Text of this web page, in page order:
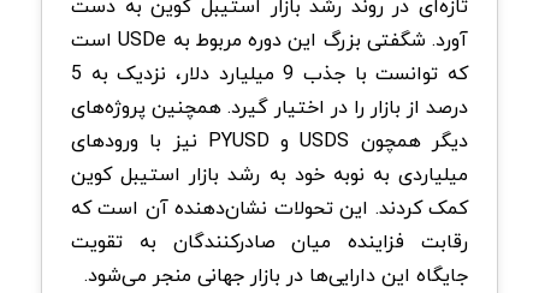
آورد. شگفتی بزرگ این دوره مربوط به USDe است
که توانست با جذب 9 میلیارد دلار، نزدیک به 5
درصد از بازار را در اختیار گیرد. همچنین پروژه‌های
دیگر همچون USDS و PYUSD نیز با ورودهای
میلیاردی به نوبه خود به رشد بازار استیبل کوین
کمک کردند. این تحولات نشان‌دهنده آن است که
رقابت فزاینده میان صادرکنندگان به تقویت
جایگاه این دارایی‌ها در بازار جهانی منجر می‌شود.